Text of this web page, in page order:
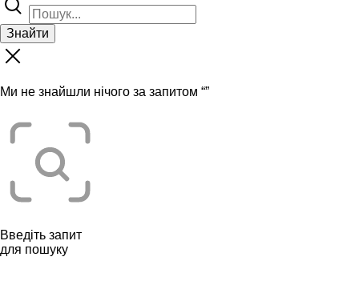
Знайти
Ми не знайшли нічого за запитом “”
Введіть запит
для пошуку